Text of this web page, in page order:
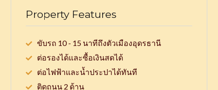
Property Features
ขับรถ 10 - 15 นาทีถึงตัวเมืองอุดรธานี
ต่อรองได้และซื้อเงินสดได้
ต่อไฟฟ้าและน้ำประปาได้ทันที
ติดถนน 2 ด้าน